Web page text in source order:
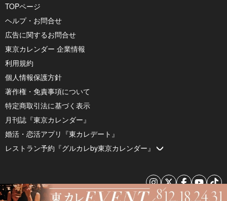
TOPページ
ヘルプ・お問合せ
広告に関するお問合せ
東京カレンダー 企業情報
利用規約
個人情報保護方針
著作権・免責事項について
特定商取引法に基づく表示
月刊誌『東京カレンダー』
婚活・恋活アプリ『東カレデート』
レストラン予約『グルカレby東京カレンダー』
© 2026 by Tokyo Calendar, Inc.